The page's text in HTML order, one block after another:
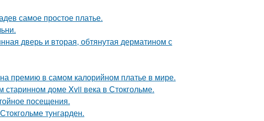
самое простое платье.
дверь и вторая, обтянутая дерматином с
премию в самом калорийном платье в мире.
старинном доме Xvii века в Стокгольме.
посещения.
тунгарден.